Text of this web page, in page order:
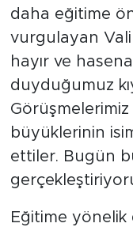
daha eğitime
vurgulayan
hayır ve
duyduğumuz
büyüklerinin
ettiler. Bugün
Eğitime yönelik